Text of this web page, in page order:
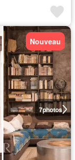
7photos
Nouveau